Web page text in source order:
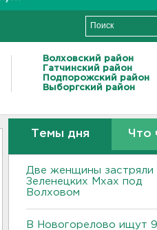
Волховский район
Гатчинский район
Подпорожский район
Выборгский район
Темы дня Что
Две женщины застряли
Зеленецких Мхах под
Волховом
В Новогорелово ищут